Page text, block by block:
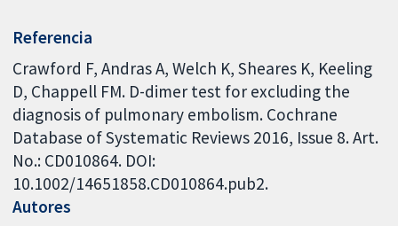
Referencia
Crawford F, Andras A, Welch K, Sheares K, Keeling
D, Chappell FM. D-dimer test for excluding the
diagnosis of pulmonary embolism. Cochrane
Database of Systematic Reviews 2016, Issue 8. Art.
No.: CD010864. DOI:
10.1002/14651858.CD010864.pub2.
Autores